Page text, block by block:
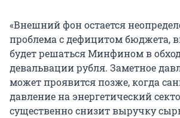
«Внешний фон остается
проблема с дефицитом бюджета,
будет решаться Минфином в
девальвации рубля. Заметное
может проявится позже, когда
давление на энергетический
существенно снизит выручку